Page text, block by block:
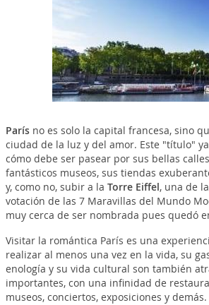
París no es solo la capital francesa, sino
ciudad de la luz y del amor. Este "título"
cómo debe ser pasear por sus bellas
fantásticos museos, sus tiendas
y, como no, subir a la Torre Eiffel, una de
votación de las 7 Maravillas del Mundo
muy cerca de ser nombrada pues quedó
Visitar la romántica París es una
realizar al menos una vez en la vida, su
enología y su vida cultural son también
importantes, con una infinidad de
museos, conciertos, exposiciones y demás.